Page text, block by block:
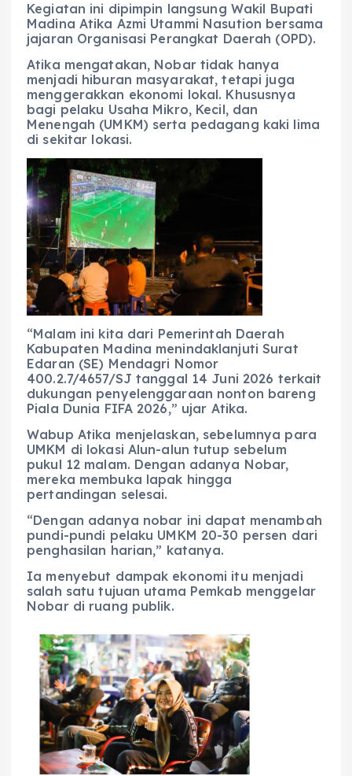
Kegiatan ini dipimpin langsung Wakil Bupati
Madina Atika Azmi Utammi Nasution bersama
jajaran Organisasi Perangkat Daerah (OPD).
Atika mengatakan, Nobar tidak hanya
menjadi hiburan masyarakat, tetapi juga
menggerakkan ekonomi lokal. Khususnya
bagi pelaku Usaha Mikro, Kecil, dan
Menengah (UMKM) serta pedagang kaki lima
di sekitar lokasi.
“Malam ini kita dari Pemerintah Daerah
Kabupaten Madina menindaklanjuti Surat
Edaran (SE) Mendagri Nomor
400.2.7/4657/SJ tanggal 14 Juni 2026 terkait
dukungan penyelenggaraan nonton bareng
Piala Dunia FIFA 2026,” ujar Atika.
Wabup Atika menjelaskan, sebelumnya para
UMKM di lokasi Alun-alun tutup sebelum
pukul 12 malam. Dengan adanya Nobar,
mereka membuka lapak hingga
pertandingan selesai.
“Dengan adanya nobar ini dapat menambah
pundi-pundi pelaku UMKM 20-30 persen dari
penghasilan harian,” katanya.
Ia menyebut dampak ekonomi itu menjadi
salah satu tujuan utama Pemkab menggelar
Nobar di ruang publik.